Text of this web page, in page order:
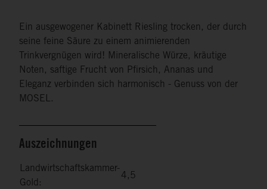
Ein ausgewogener Kabinett Riesling trocken, der durch
seine feine Säure zu einem animierenden
Trinkvergnügen wird! Mineralische Würze, kräutige
Noten, saftige Frucht von Pfirsich, Ananas und
Eleganz verbinden sich harmonisch - Genuss von der
MOSEL.
Auszeichnungen
Landwirtschaftskammer-
Gold:
4,5